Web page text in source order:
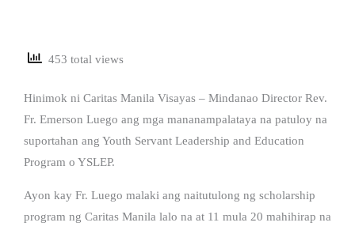
453 total views
Hinimok ni Caritas Manila Visayas – Mindanao Director Rev.
Fr. Emerson Luego ang mga mananampalataya na patuloy na
suportahan ang Youth Servant Leadership and Education
Program o YSLEP.
Ayon kay Fr. Luego malaki ang naitutulong ng scholarship
program ng Caritas Manila lalo na at 11 mula 20 mahihirap na